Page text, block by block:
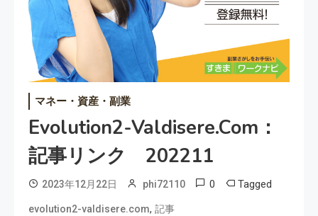
マネー・資産・副業
Evolution2-Valdisere.com：
記事リンク 202211
2023年12月22日 phi72110 0 Tagged
evolution2-valdisere.com, 記事